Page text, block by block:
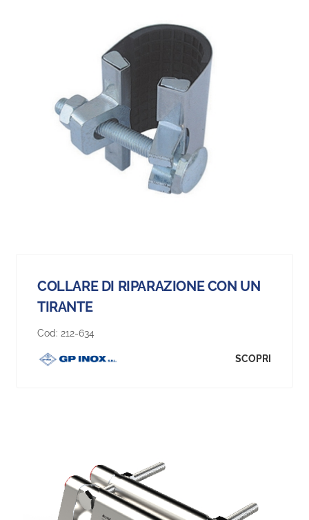
COLLARE DI RIPARAZIONE CON UN
TIRANTE
Cod: 212-634
SCOPRI